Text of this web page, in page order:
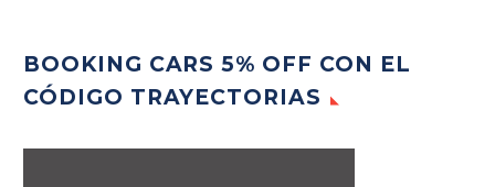
BOOKING CARS 5% OFF CON EL
CÓDIGO TRAYECTORIAS